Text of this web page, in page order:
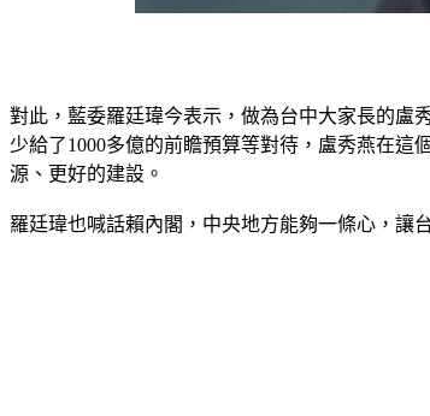
對此，藍委羅廷瑋今表示，做為台中大家長的盧
少給了1000多億的前瞻預算等對待，盧秀燕在
源、更好的建設。
羅廷瑋也喊話賴內閣，中央地方能夠一條心，讓